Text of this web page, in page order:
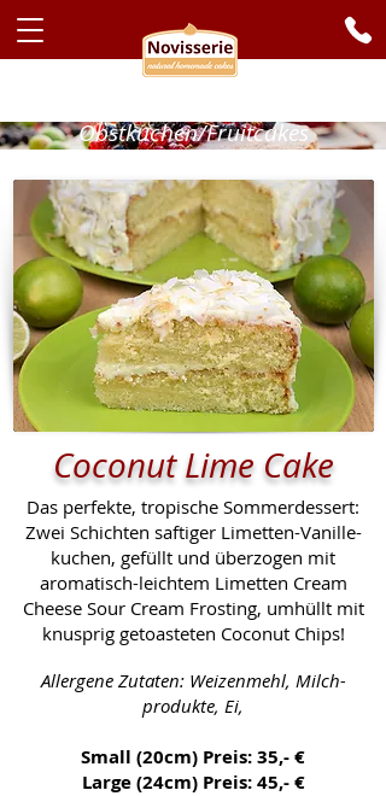
Obstkuchen/Fruitcakes
Coconut Lime Cake
Das perfekte, tropische Sommerdessert:
Zwei Schichten saftiger Limetten-Vanille-
kuchen, gefüllt und überzogen mit
aromatisch-leichtem Limetten Cream
Cheese Sour Cream Frosting, umhüllt mit
knusprig getoasteten Coconut Chips!
Allergene Zutaten: Weizenmehl, Milch-
produkte, Ei,
Small (20cm) Preis: 35,- €
Large (24cm) Preis: 45,- €